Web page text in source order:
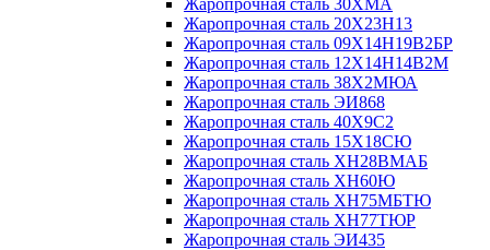
Жаропрочная сталь 30ХМА
Жаропрочная сталь 20Х23Н13
Жаропрочная сталь 09Х14Н19В2БР
Жаропрочная сталь 12Х14Н14В2М
Жаропрочная сталь 38Х2МЮА
Жаропрочная сталь ЭИ868
Жаропрочная сталь 40Х9С2
Жаропрочная сталь 15Х18СЮ
Жаропрочная сталь ХН28ВМАБ
Жаропрочная сталь ХН60Ю
Жаропрочная сталь ХН75МБТЮ
Жаропрочная сталь ХН77ТЮР
Жаропрочная сталь ЭИ435